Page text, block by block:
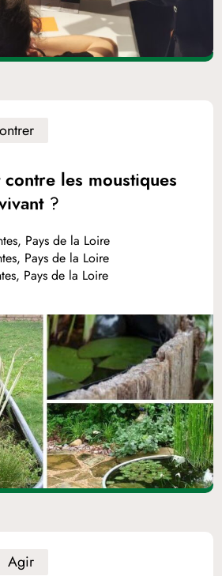
les moustiques
?
Pays de la Loire
Pays de la Loire
Pays de la Loire
Agir